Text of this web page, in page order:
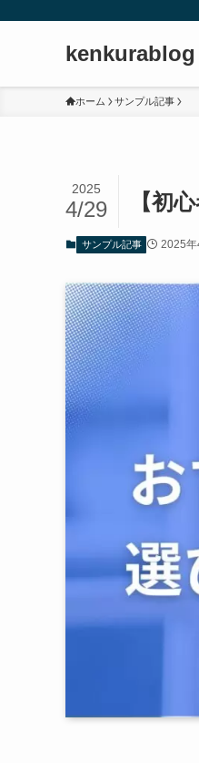
kenkurablog
ホーム サンプル記事
【初
2025
4/29
サンプル記事 2025年